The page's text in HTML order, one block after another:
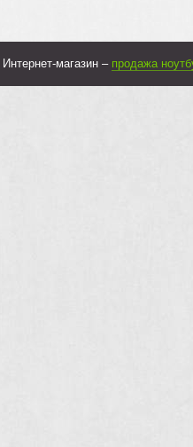
Интернет-магазин – продажа